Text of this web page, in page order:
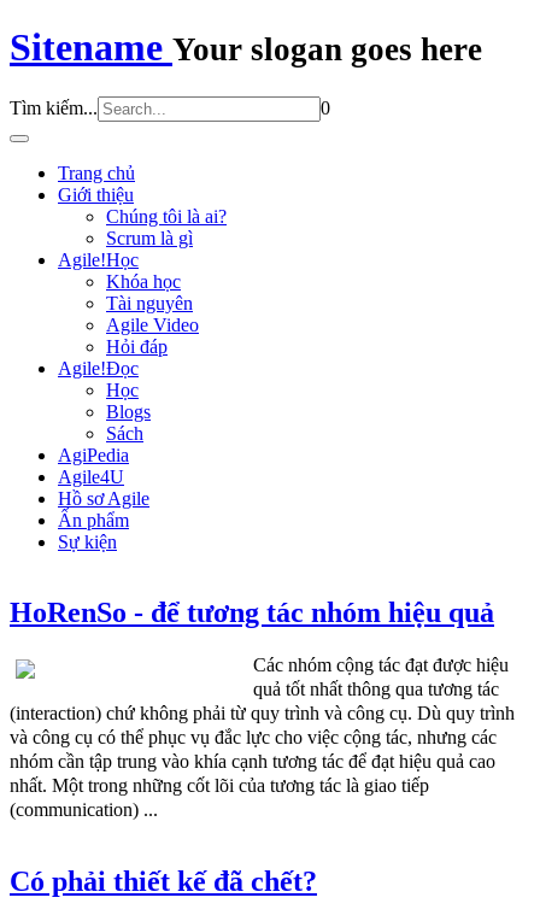
Sitename Your slogan goes here
Tìm kiếm... 0
Trang chủ
Giới thiệu
Chúng tôi là ai?
Scrum là gì
Agile!Học
Khóa học
Tài nguyên
Agile Video
Hỏi đáp
Agile!Đọc
Học
Blogs
Sách
AgiPedia
Agile4U
Hồ sơ Agile
Ấn phẩm
Sự kiện
HoRenSo - để tương tác nhóm hiệu quả
Các nhóm cộng tác đạt được hiệu
quả tốt nhất thông qua tương tác
(interaction) chứ không phải từ quy trình và công cụ. Dù quy trình
và công cụ có thể phục vụ đắc lực cho việc cộng tác, nhưng các
nhóm cần tập trung vào khía cạnh tương tác để đạt hiệu quả cao
nhất. Một trong những cốt lõi của tương tác là giao tiếp
(communication) ...
Có phải thiết kế đã chết?